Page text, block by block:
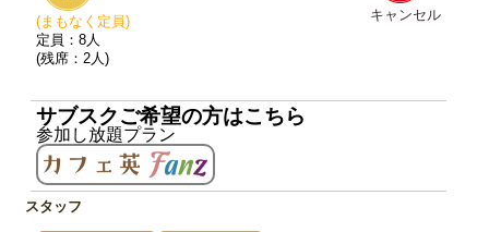
(まもなく定員)
定員：8人
(残席：2人)
キャンセル
サブスクご希望の方はこちら
参加し放題プラン
スタッフ